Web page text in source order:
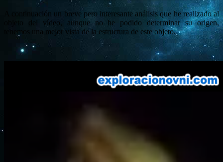
A continuación un breve pero interesante análisis que he realizado al
objeto del vídeo, aunque no he podido determinar su origen,
tenemos una mejor vista de la estructura de este objeto.